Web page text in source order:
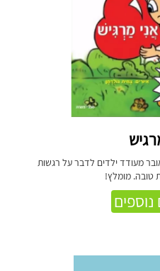
מעודד ילדים לדבר על רגשות
טובה. מומלץ!